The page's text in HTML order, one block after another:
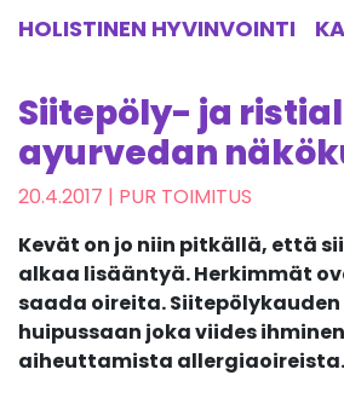
HOLISTINEN HYVINVOINTI
Siitepöly- ja
ayurvedan
20.4.2017 | PUR TOIMITUS
Kevät on jo niin pitkällä, että
alkaa lisääntyä. Herkimmät
saada oireita. Siitepölykauden
huipussaan joka viides
aiheuttamista allergiaoireista.